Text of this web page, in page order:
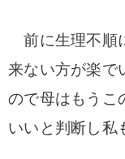
前に生理不順
来ない方が楽で
ので母はもうこ
いいと判断し私